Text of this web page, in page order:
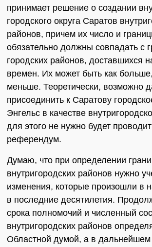
принимает решение о создании
городского округа Саратов
районов, причем их число и
обязательно должны совпадать с
городских районов, доставшихся
времен. Их может быть как
меньше. Теоретически, возможно
присоединить к Саратову
Энгельс в качестве
для этого не нужно будет
референдум.
Думаю, что при определении
внутригородских районов нужно
изменения, которые произошли в
в последние десятилетия.
срока полномочий и численный
внутригородских районов
Областной думой, а в дальнейшем